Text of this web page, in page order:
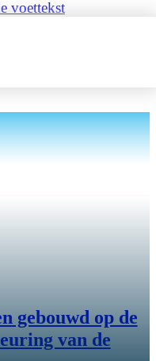
voettekst
gebouwd op de
van de